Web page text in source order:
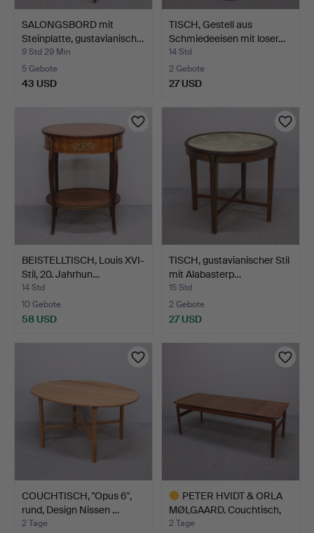
SALONGSBORD mit
Steinplatte, gustavianisch…
9 Std 29 Min
5 Gebote
43 USD
TISCH, Gestell aus
Schmiedeeisen mit loser…
14 Std
2 Gebote
27 USD
BEISTELLTISCH, Louis XVI-
Stil, 20. Jahrhun…
14 Std
10 Gebote
58 USD
TISCH, gustavianischer Stil
mit Alabasterp…
15 Std
2 Gebote
27 USD
COUCHTISCH, "Opus 6",
rund, Design Nissen …
2 Tage
PETER HVIDT & ORLA
MØLGAARD. Couchtisch,
T…
2 Tage